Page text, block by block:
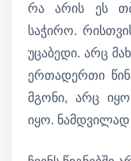
რა არის ეს
საჭირო.
უცაბედი. არც
ერთადერთი
მგონი, არც
იყო.